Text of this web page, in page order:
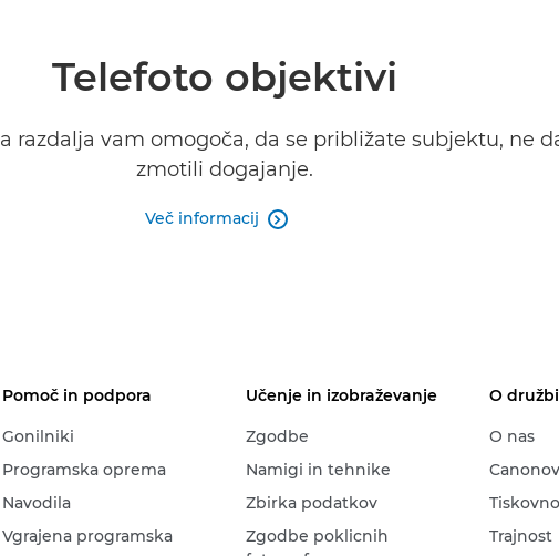
Telefoto objektivi
razdalja vam omogoča, da se približate subjektu, ne
zmotili dogajanje.
Več informacij 
Pomoč in podpora
Gonilniki
Programska oprema
Navodila
Vgrajena programska
Učenje in izobraževanje
Zgodbe
Namigi in tehnike
Zbirka podatkov
Zgodbe poklicnih
O
O nas
Trajnost